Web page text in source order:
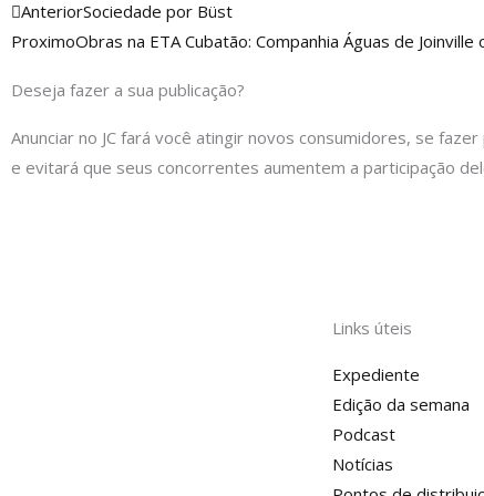
Anterior
AnteriorSociedade por Büst
ProximoObras na ETA Cubatão: Companhia Águas de
Deseja fazer a sua publicação?
Anunciar no JC fará você atingir novos consumidores, se
e evitará que seus concorrentes aumentem a participação
Links úteis
Expediente
Edição da semana
Podcast
Notícias